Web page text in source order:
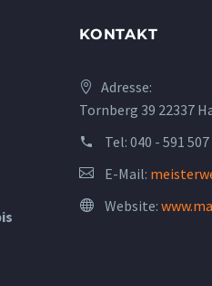
KONTAKT
Adresse:
Tornberg 39 22337
Tel: 040 - 591 507
E-Mail:
Website: